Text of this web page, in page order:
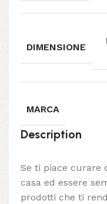
DIMENSIONE
MARCA
Description
Se ti piace curare
casa ed essere
prodotti che ti